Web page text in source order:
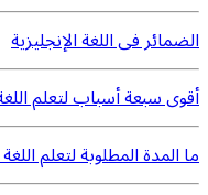
الضمائر فى اللغة الإنجليزية
أقوى سبعة أسباب لتعلم اللغة
ما المدة المطلوبة لتعلم اللغة